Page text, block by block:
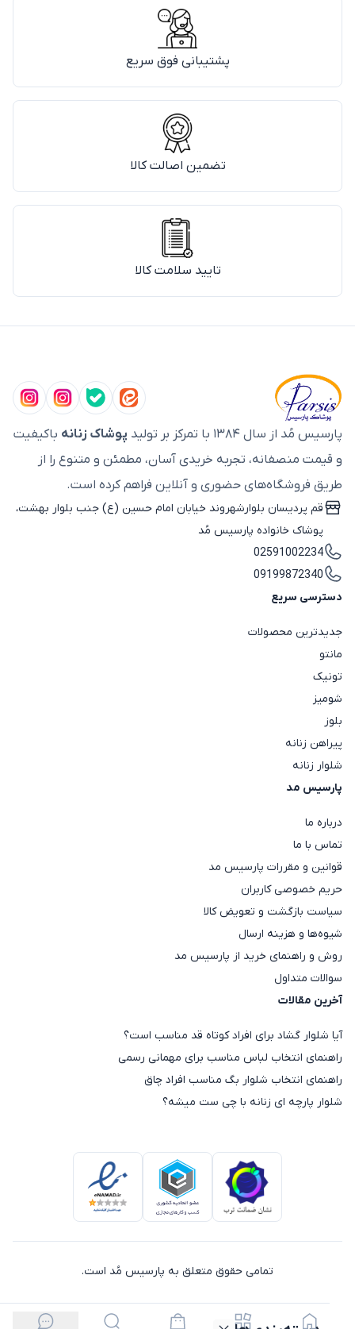
پشتیبانی فوق سریع
تضمین اصالت کالا
تایید سلامت کالا
پارسیس مُد از سال ۱۳۸۴ با تمرکز بر تولید پوشاک زنانه باکیفیت
و قیمت منصفانه، تجربه خریدی آسان، مطمئن و متنوع را از
طریق فروشگاه‌های حضوری و آنلاین فراهم کرده است.
قم پردیسان بلوارشهروند خیابان امام حسین (ع) جنب بلوار بهشت،
پوشاک خانواده پارسیس مُد
02591002234
09199872340
دسترسی سریع
جدیدترین محصولات
مانتو
تونیک
شومیز
بلوز
پیراهن زنانه
شلوار زنانه
پارسیس مد
درباره ما
تماس با ما
قوانین و مقررات پارسیس مد
حریم خصوصی کاربران
سیاست بازگشت و تعویض کالا
شیوه‌ها و هزینه ارسال
روش و راهنمای خرید از پارسیس مد
سوالات متداول
آخرین مقالات
آیا شلوار گشاد برای افراد کوتاه قد مناسب است؟
راهنمای انتخاب لباس مناسب برای مهمانی رسمی
راهنمای انتخاب شلوار بگ مناسب افراد چاق
شلوار پارچه ای زنانه با چی ست میشه؟
تمامی حقوق متعلق به پارسیس مُد است.